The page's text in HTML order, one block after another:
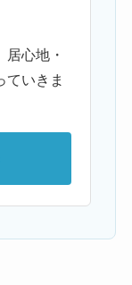
心地・
ていきま